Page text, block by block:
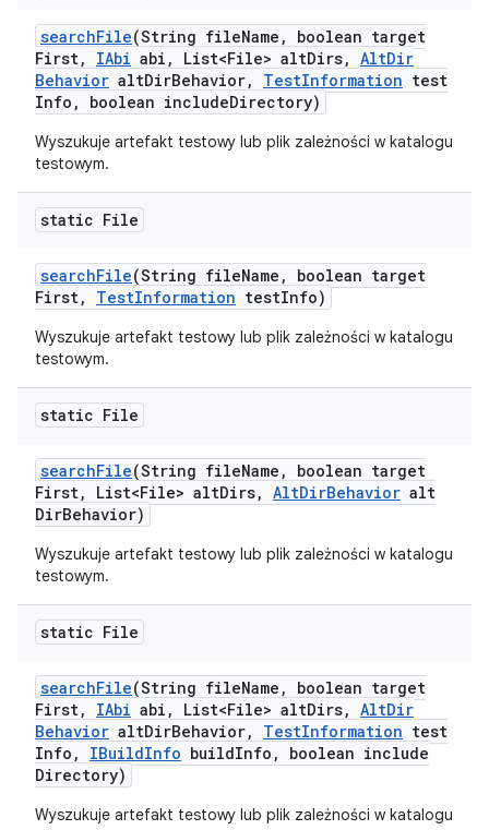
searchFile(String fileName ,
boolean target
First, IAbi abi , List<File> altDirs, AltDir
Behavior altDirBehavior, TestInformation test
Info , boolean includeDirectory)
Wyszukuje artefakt testowy lub plik zależności w katalogu
testowym.
static File
searchFile(String fileName ,
boolean target
First, TestInformation testInfo)
Wyszukuje artefakt testowy lub plik zależności w katalogu
testowym.
static File
searchFile(String fileName ,
boolean target
First, List<File> altDirs, AltDirBehavior alt
DirBehavior)
Wyszukuje artefakt testowy lub plik zależności w katalogu
testowym.
static File
searchFile(String fileName ,
boolean target
First, IAbi abi , List<File> altDirs, AltDir
Behavior altDirBehavior, TestInformation test
Info , IBuildInfo buildInfo ,
boolean include
Directory)
Wyszukuje artefakt testowy lub plik zależności w katalogu